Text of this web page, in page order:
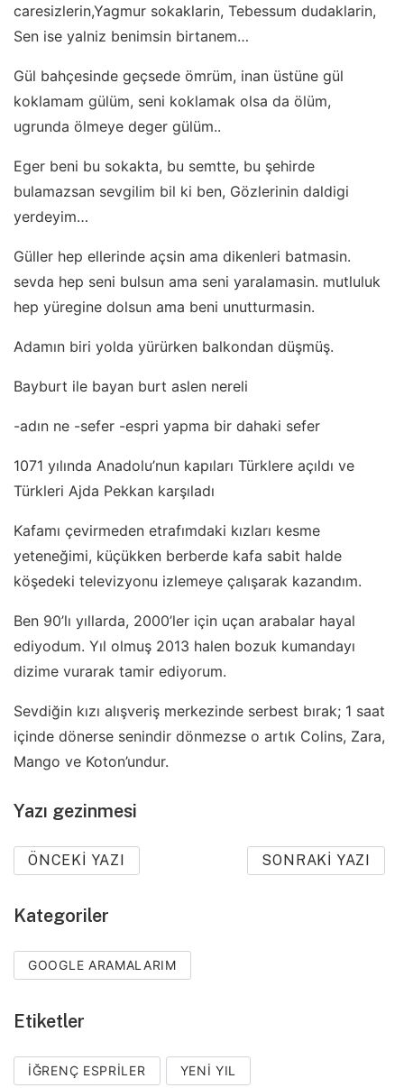
caresizlerin,Yagmur sokaklarin, Tebessum dudaklarin,
Sen ise yalniz benimsin birtanem…
Gül bahçesinde geçsede ömrüm, inan üstüne gül
koklamam gülüm, seni koklamak olsa da ölüm,
ugrunda ölmeye deger gülüm..
Eger beni bu sokakta, bu semtte, bu şehirde
bulamazsan sevgilim bil ki ben, Gözlerinin daldigi
yerdeyim…
Güller hep ellerinde açsin ama dikenleri batmasin.
sevda hep seni bulsun ama seni yaralamasin. mutluluk
hep yüregine dolsun ama beni unutturmasin.
Adamın biri yolda yürürken balkondan düşmüş.
Bayburt ile bayan burt aslen nereli
-adın ne -sefer -espri yapma bir dahaki sefer
1071 yılında Anadolu’nun kapıları Türklere açıldı ve
Türkleri Ajda Pekkan karşıladı
Kafamı çevirmeden etrafımdaki kızları kesme
yeteneğimi, küçükken berberde kafa sabit halde
köşedeki televizyonu izlemeye çalışarak kazandım.
Ben 90’lı yıllarda, 2000’ler için uçan arabalar hayal
ediyodum. Yıl olmuş 2013 halen bozuk kumandayı
dizime vurarak tamir ediyorum.
Sevdiğin kızı alışveriş merkezinde serbest bırak; 1 saat
içinde dönerse senindir dönmezse o artık Colins, Zara,
Mango ve Koton’undur.
Yazı gezinmesi
ÖNCEKI YAZI SONRAKI YAZI
Kategoriler
GOOGLE ARAMALARIM
Etiketler
IĞRENÇ ESPRILER YENI YIL